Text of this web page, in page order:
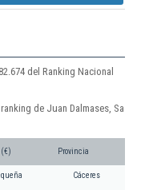
del Ranking Nacional
de Juan Dalmases, Sa
Provincia
Cáceres